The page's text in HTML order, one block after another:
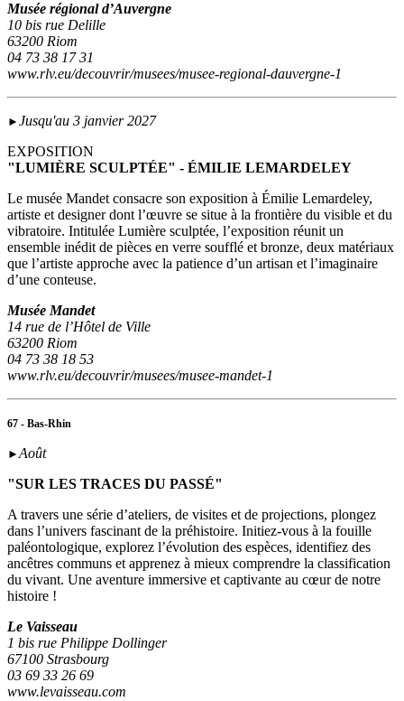
Musée régional d’Auvergne
10 bis rue Delille
63200 Riom
04 73 38 17 31
www.rlv.eu/decouvrir/musees/musee-regional-dauvergne-1
► Jusqu'au 3 janvier 2027
EXPOSITION
"LUMIÈRE SCULPTÉE" - ÉMILIE LEMARDELEY
Le musée Mandet consacre son exposition à Émilie Lemardeley,
artiste et designer dont l’œuvre se situe à la frontière du visible et du
vibratoire. Intitulée Lumière sculptée, l’exposition réunit un
ensemble inédit de pièces en verre soufflé et bronze, deux matériaux
que l’artiste approche avec la patience d’un artisan et l’imaginaire
d’une conteuse.
Musée Mandet
14 rue de l’Hôtel de Ville
63200 Riom
04 73 38 18 53
www.rlv.eu/decouvrir/musees/musee-mandet-1
67 - Bas-Rhin
►Août
"SUR LES TRACES DU PASSÉ"
A travers une série d’ateliers, de visites et de projections, plongez
dans l’univers fascinant de la préhistoire. Initiez-vous à la fouille
paléontologique, explorez l’évolution des espèces, identifiez des
ancêtres communs et apprenez à mieux comprendre la classification
du vivant. Une aventure immersive et captivante au cœur de notre
histoire !
Le Vaisseau
1 bis rue Philippe Dollinger
67100 Strasbourg
03 69 33 26 69
www.levaisseau.com